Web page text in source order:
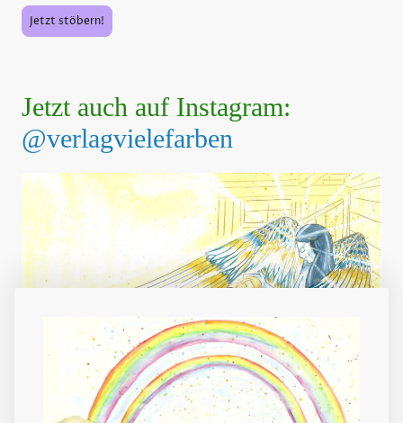
Jetzt stöbern!
Jetzt auch auf Instagram:
@verlagvielefarben